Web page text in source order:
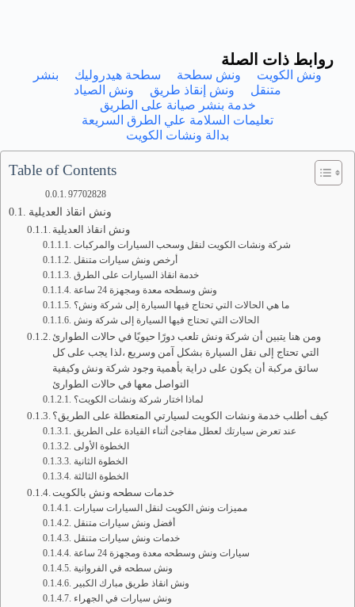
روابط ذات الصلة
ونش الكويت ونش سطحة سطحة هيدروليك
بنشر
متنقل
ونش إنقاذ طريق
ونش الصياد
خدمة بنشر صيانة على الطريق
تعليمات السلامة علي الطرق السريعة
بدالة ونشات الكويت
Table of Contents
97702828
ونش انقاذ العديلية
ونش انقاذ العديلية
شركة ونشات الكويت لنقل وسحب السيارات والمركبات
أرخص ونش سيارات متنقل
خدمة انقاذ السيارات على الطرق
ونش وسطحه معدة ومجهزة 24 ساعة
ما هي الحالات التي تحتاج فيها السيارة إلى شركة ونش؟
الحالات التي تحتاج فيها السيارة إلى شركة ونش
ومن هنا يتبين أن شركة ونش تلعب دورًا حيويًا في حالات الطوارئ
التي تحتاج إلى نقل السيارة بشكل آمن وسريع ،لذا يجب على كل
سائق مركبة أن يكون على دراية بأهمية وجود شركة ونش وكيفية
التواصل معها في حالات الطوارئ
لماذا اختار شركة ونشات الكويت؟
كيف أطلب خدمة ونشات الكويت لسيارتي المتعطلة على الطريق؟
عند تعرض سيارتك لعطل مفاجئ أثناء القيادة على الطريق
الخطوة الأولى
الخطوة الثانية
الخطوة الثالثة
خدمات سطحه ونش بالكويت
مميزات ونش الكويت لنقل السيارات سيارات
أفضل ونش سيارات متنقل
خدمات ونش سيارات متنقل
سيارات ونش وسطحه معدة ومجهزة 24 ساعة
ونش سطحه في الفروانية
ونش انقاذ طريق مبارك الكبير
ونش سيارات في الجهراء